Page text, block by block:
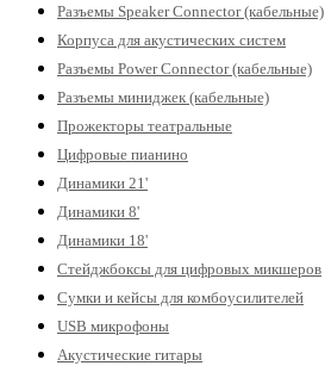
Разъемы Speaker Connector (кабельные)
Корпуса для акустических систем
Разъемы Power Connector (кабельные)
Разъемы миниджек (кабельные)
Прожекторы театральные
Цифровые пианино
Динамики 21'
Динамики 8'
Динамики 18'
Стейджбоксы для цифровых микшеров
Сумки и кейсы для комбоусилителей
USB микрофоны
Акустические гитары